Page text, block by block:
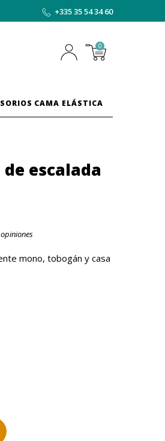
+335 35 54 34 60
0
CAMA ELÁSTICA
escalada
mono, tobogán y casa
€